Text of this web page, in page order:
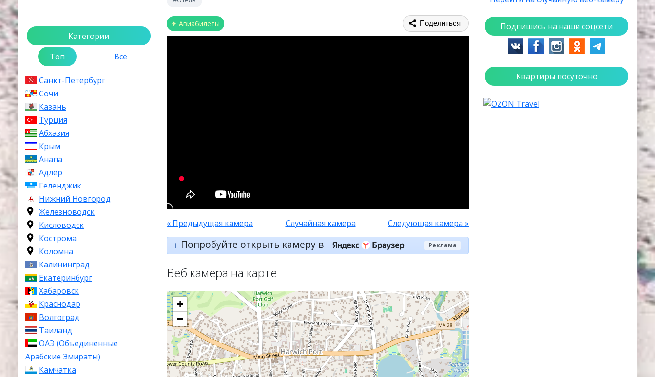
Категории
Топ
Все
Санкт-Петербург
Сочи
Казань
Турция
Абхазия
Крым
Анапа
Адлер
Геленджик
Нижний Новгород
Железноводск
Кисловодск
Кострома
Коломна
Калининград
Екатеринбург
Хабаровск
Краснодар
Волгоград
Таиланд
ОАЭ (Объединенные
Арабские Эмираты)
Камчатка
✈ Авиабилеты Поделиться
« Предыдущая камера Случайная камера Следующая камера »
ℹ️ Попробуйте открыть камеру в Реклама
Веб камера на карте
+
−
Подпишись на наши соцсети
Квартиры посуточно